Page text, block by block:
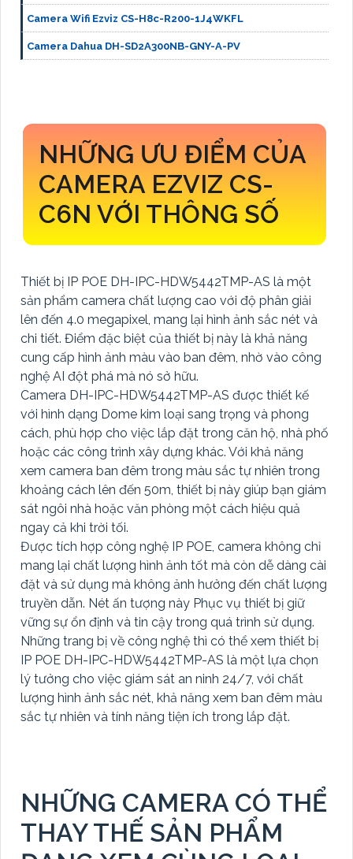
Camera Wifi Ezviz CS-H8c-R200-1J4WKFL
Camera Dahua DH-SD2A300NB-GNY-A-PV
NHỮNG ƯU ĐIỂM CỦA
CAMERA EZVIZ CS-
C6N VỚI THÔNG SỐ
Thiết bị IP POE DH-IPC-HDW5442TMP-AS là một
sản phẩm camera chất lượng cao với độ phân giải
lên đến 4.0 megapixel, mang lại hình ảnh sắc nét và
chi tiết. Điểm đặc biệt của thiết bị này là khả năng
cung cấp hình ảnh màu vào ban đêm, nhờ vào công
nghệ AI đột phá mà nó sở hữu.
Camera DH-IPC-HDW5442TMP-AS được thiết kế
với hình dạng Dome kim loại sang trọng và phong
cách, phù hợp cho việc lắp đặt trong căn hộ, nhà phố
hoặc các công trình xây dựng khác. Với khả năng
xem camera ban đêm trong màu sắc tự nhiên trong
khoảng cách lên đến 50m, thiết bị này giúp bạn giám
sát ngôi nhà hoặc văn phòng một cách hiệu quả
ngay cả khi trời tối.
Được tích hợp công nghệ IP POE, camera không chỉ
mang lại chất lượng hình ảnh tốt mà còn dễ dàng cài
đặt và sử dụng mà không ảnh hưởng đến chất lượng
truyền dẫn. Nét ấn tượng này Phục vụ thiết bị giữ
vững sự ổn định và tin cậy trong quá trình sử dụng.
Những trang bị về công nghệ thì có thể xem thiết bị
IP POE DH-IPC-HDW5442TMP-AS là một lựa chọn
lý tưởng cho việc giám sát an ninh 24/7, với chất
lượng hình ảnh sắc nét, khả năng xem ban đêm màu
sắc tự nhiên và tính năng tiện ích trong lắp đặt.
NHỮNG CAMERA CÓ THỂ
THAY THẾ SẢN PHẨM